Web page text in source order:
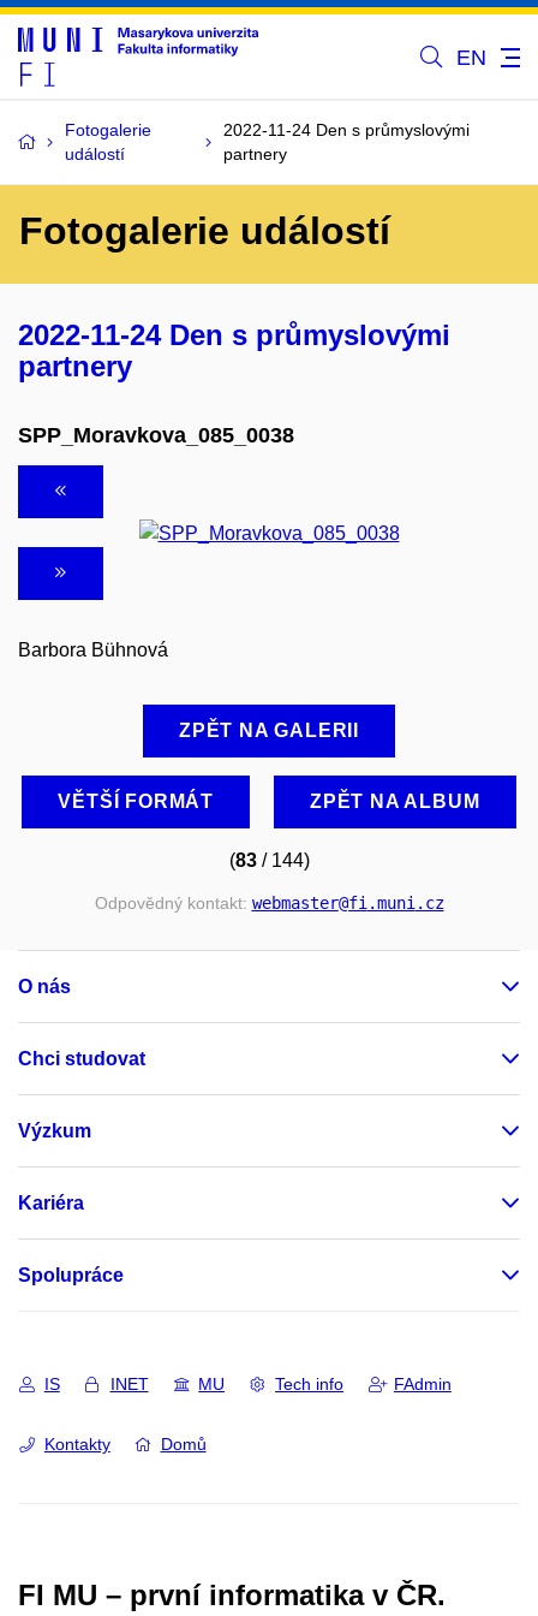
EN
Fotogalerie
událostí
2022-11-24 Den s průmyslovými
partnery
Fotogalerie událostí
2022-11-24 Den s průmyslovými
partnery
SPP_Moravkova_085_0038
Barbora Bühnová
ZPĚT NA GALERII
VĚTŠÍ FORMÁT ZPĚT NA ALBUM
(83/ 144)
Odpovědný kontakt: webmaster@fi .muni .cz
O nás
Chci studovat
Výzkum
Kariéra
Spolupráce
IS INET MU Tech info FAdmin
Kontakty Domů
FI MU – první informatika v ČR.